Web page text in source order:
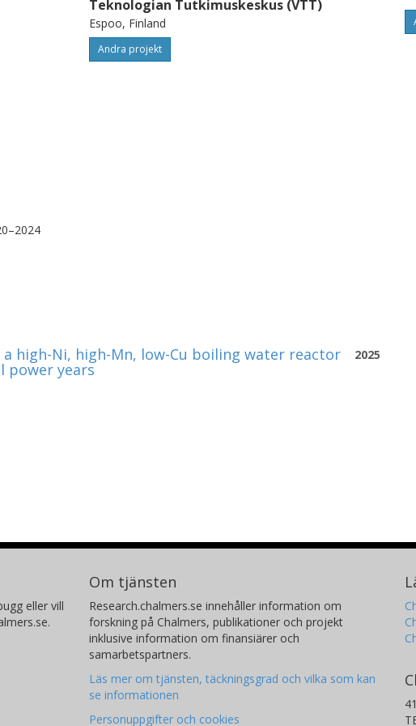
Teknologian Tutkimuskeskus (VTT)
Espoo, Finland
Andra projekt
2025
high-Ni, high-Mn, low-Cu boiling water reactor
power years
eller vill
Om tjänsten
Research.chalmers.se innehåller information om
forskning på Chalmers, publikationer och projekt
inklusive information om finansiärer och
samarbetspartners.
Läs mer om tjänsten, täckningsgrad och vilka som kan
se informationen
Personuppgifter och cookies